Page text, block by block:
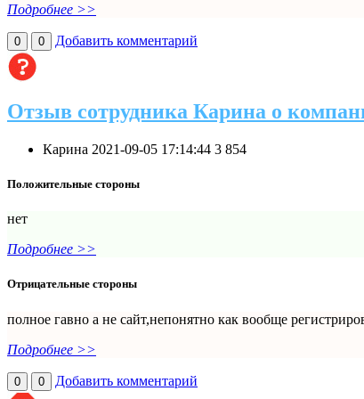
Подробнее >>
0 0 Добавить комментарий
Отзыв сотрудника Карина о
Карина 2021-09-05 17:14:44 3 854
Положительные стороны
нет
Подробнее >>
Отрицательные стороны
полное гавно а не сайт,непонятно как вообще
Подробнее >>
0 0 Добавить комментарий